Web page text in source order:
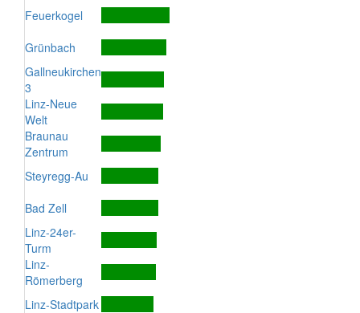
Feuerkogel
Grünbach
Gallneukirchen
3
Linz-Neue
Welt
Braunau
Zentrum
Steyregg-Au
Bad Zell
Linz-24er-
Turm
Linz-
Römerberg
Linz-Stadtpark